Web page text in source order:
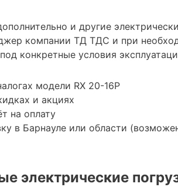
и другие
компании ТД ТДС и при
конкретные условия
модели RX 20-16P
и акциях
на оплату
в Барнауле или области
электрические